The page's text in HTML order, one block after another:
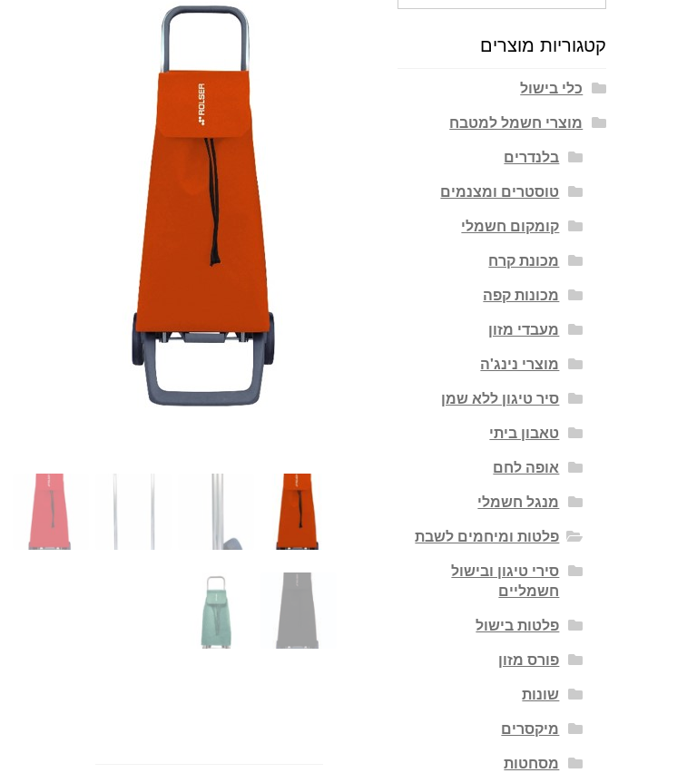
קטגוריות מוצרים
כלי בישול
מוצרי חשמל למטבח
בלנדרים
טוסטרים ומצנמים
קומקום חשמלי
מכונת קרח
מכונות קפה
מעבדי מזון
מוצרי נינג'ה
סיר טיגון ללא שמן
טאבון ביתי
אופה לחם
מנגל חשמלי
פלטות ומיחמים לשבת
סירי טיגון ובישול
חשמליים
פלטות בישול
פורס מזון
שונות
מיקסרים
מסחטות